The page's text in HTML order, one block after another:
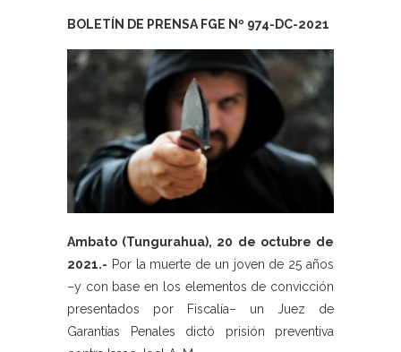
BOLETÍN DE PRENSA FGE Nº 974-DC-2021
Ambato (Tungurahua), 20 de octubre de
2021.- Por la muerte de un joven de 25 años
–y con base en los elementos de convicción
presentados por Fiscalía– un Juez de
Garantías Penales dictó prisión preventiva